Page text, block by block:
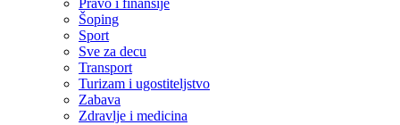
Pravo i finansije
Šoping
Sport
Sve za decu
Transport
Turizam i ugostiteljstvo
Zabava
Zdravlje i medicina